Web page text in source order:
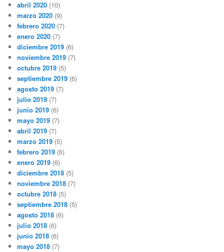
abril 2020 (10)
marzo 2020 (9)
febrero 2020 (7)
enero 2020 (7)
diciembre 2019 (6)
noviembre 2019 (7)
octubre 2019 (5)
septiembre 2019 (6)
agosto 2019 (7)
julio 2019 (7)
junio 2019 (6)
mayo 2019 (7)
abril 2019 (7)
marzo 2019 (5)
febrero 2019 (6)
enero 2019 (6)
diciembre 2018 (5)
noviembre 2018 (7)
octubre 2018 (5)
septiembre 2018 (5)
agosto 2018 (6)
julio 2018 (6)
junio 2018 (6)
mayo 2018 (7)